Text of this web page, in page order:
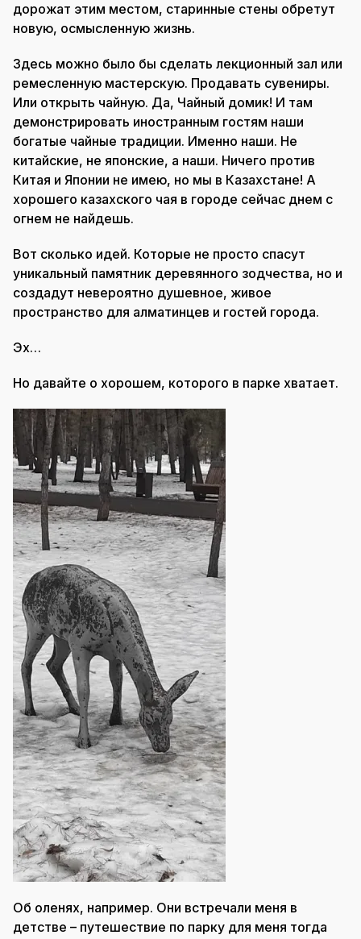
дорожат этим местом, старинные стены обретут
новую, осмысленную жизнь.
Здесь можно было бы сделать лекционный зал или
ремесленную мастерскую. Продавать сувениры.
Или открыть чайную. Да, Чайный домик! И там
демонстрировать иностранным гостям наши
богатые чайные традиции. Именно наши. Не
китайские, не японские, а наши. Ничего против
Китая и Японии не имею, но мы в Казахстане! А
хорошего казахского чая в городе сейчас днем с
огнем не найдешь.
Вот сколько идей. Которые не просто спасут
уникальный памятник деревянного зодчества, но и
создадут невероятно душевное, живое
пространство для алматинцев и гостей города.
Эх…
Но давайте о хорошем, которого в парке хватает.
Об оленях, например. Они встречали меня в
детстве – путешествие по парку для меня тогда